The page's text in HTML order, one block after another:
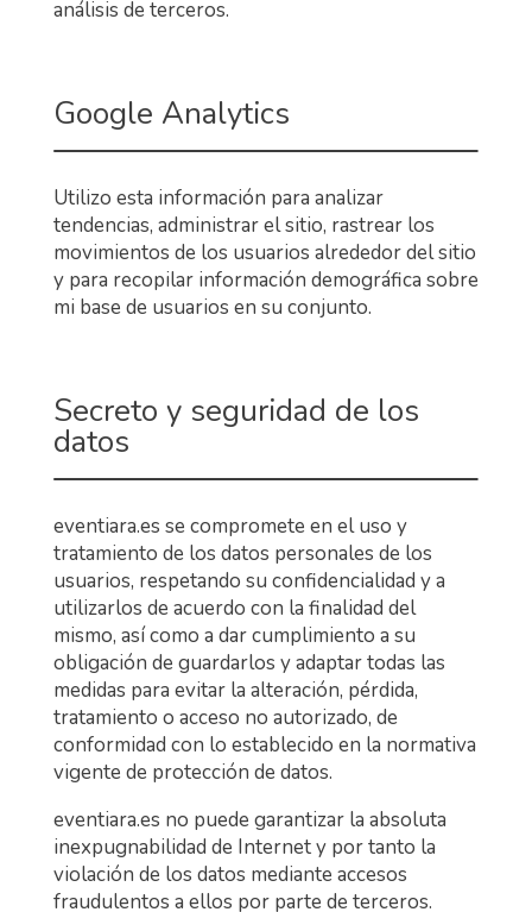
análisis de terceros.
Google Analytics
Utilizo esta información para analizar
tendencias, administrar el sitio, rastrear los
movimientos de los usuarios alrededor del sitio
y para recopilar información demográfica sobre
mi base de usuarios en su conjunto.
Secreto y seguridad de los
datos
eventiara.es se compromete en el uso y
tratamiento de los datos personales de los
usuarios, respetando su confidencialidad y a
utilizarlos de acuerdo con la finalidad del
mismo, así como a dar cumplimiento a su
obligación de guardarlos y adaptar todas las
medidas para evitar la alteración, pérdida,
tratamiento o acceso no autorizado, de
conformidad con lo establecido en la normativa
vigente de protección de datos.
eventiara.es no puede garantizar la absoluta
inexpugnabilidad de Internet y por tanto la
violación de los datos mediante accesos
fraudulentos a ellos por parte de terceros.